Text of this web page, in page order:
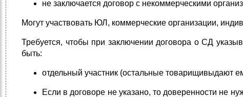
не заключается договор с некоммерческими
Могут участвовать ЮЛ, коммерческие организации,
Требуется, чтобы при заключении договора о СД
быть:
отдельный участник (остальные товарищивыдают
Если в договоре не указано, то доверенности не